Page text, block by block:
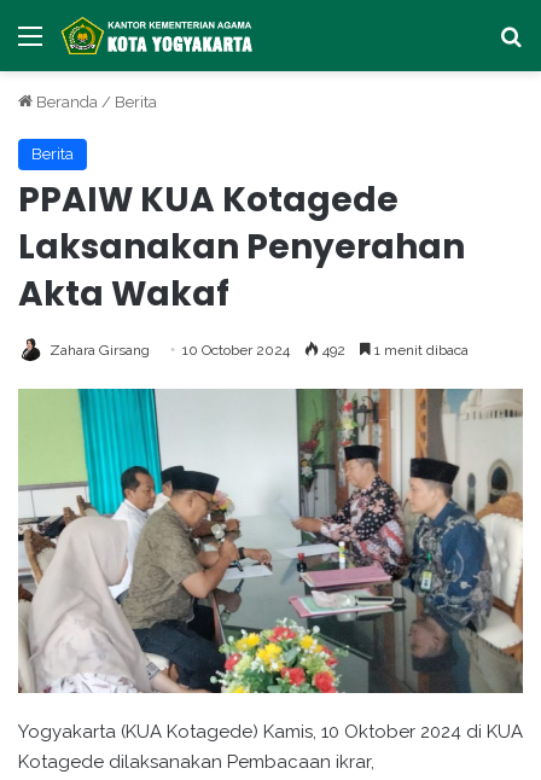
Menu
Beranda / Berita
Berita
PPAIW KUA Kotagede
Laksanakan Penyerahan
Akta Wakaf
Zahara Girsang 10 October 2024 492 1 menit dibaca
Yogyakarta (KUA Kotagede) Kamis, 10 Oktober 2024 di KUA
Kotagede dilaksanakan Pembacaan ikrar,